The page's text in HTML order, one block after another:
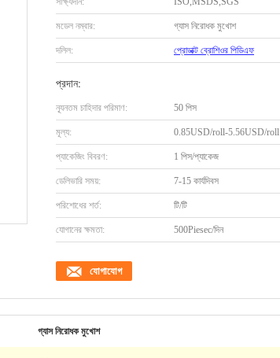
মডেল নম্বার: গ্যাস নিরোধক মুখোশ
দলিল: প্রোডাক্ট ব্রোশিওর পিডিএফ
প্রদান:
ন্যূনতম চাহিদার পরিমাণ: 50 পিস
মূল্য: 0.85USD/roll-5.56USD/roll
প্যাকেজিং বিবরণ: 1 পিস/প্যাকেজ
ডেলিভারি সময়: 7-15 কার্যদিবস
পরিশোধের শর্ত: টি/টি
যোগানের ক্ষমতা: 500Piesec/দিন
যোগাযোগ
গ্যাস নিরোধক মুখোশ